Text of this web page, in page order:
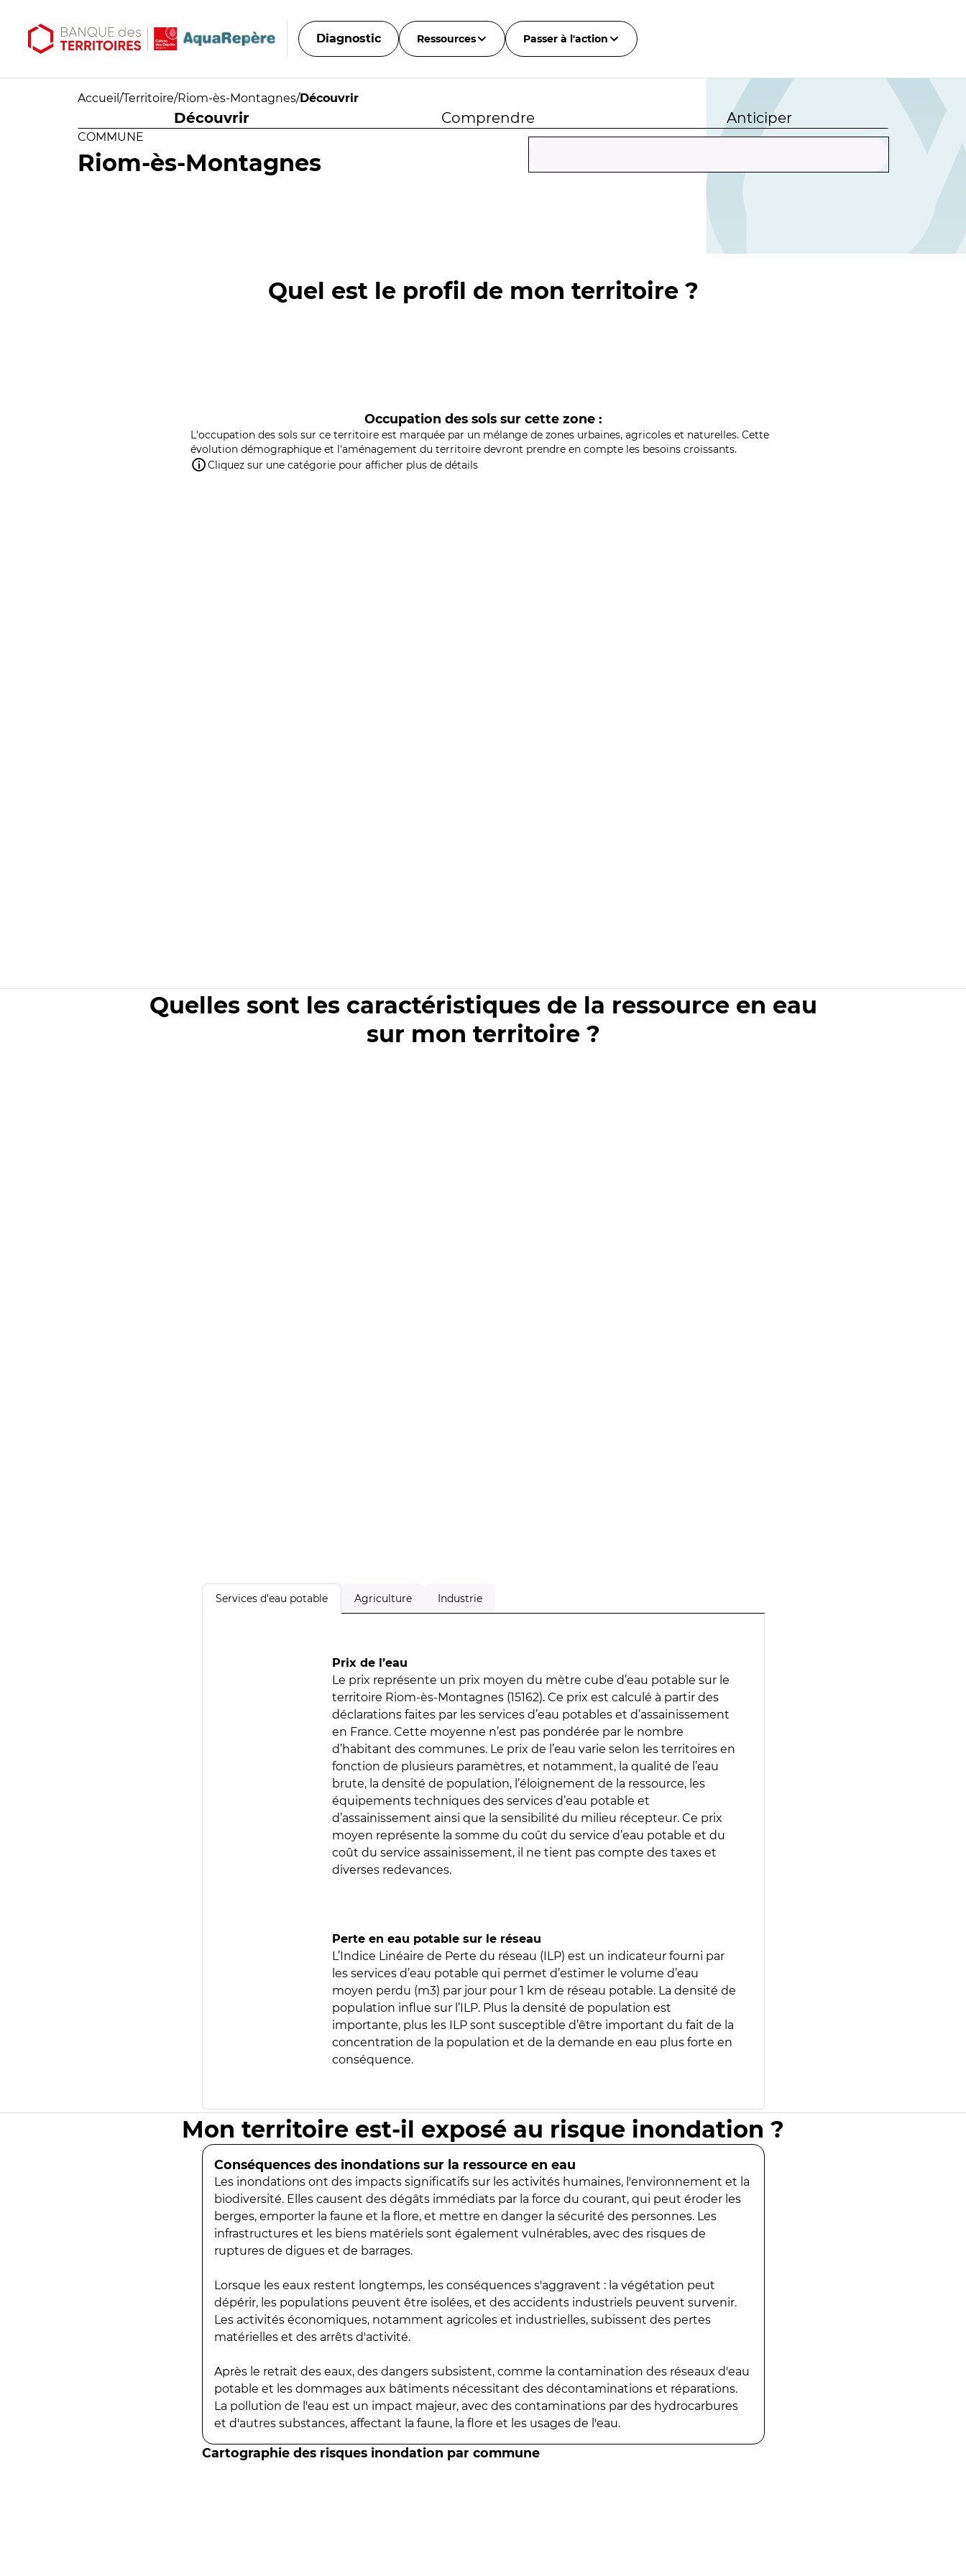
Diagnostic Ressources Passer à l'action
Accueil /Territoire/Riom-ès-Montagnes/Découvrir
Découvrir Comprendre Anticiper
COMMUNE
Riom-ès-Montagnes
Quel est le profil de mon territoire ?
Occupation des sols sur cette zone :
L'occupation des sols sur ce territoire est marquée par un mélange de zones urbaines, agricoles et naturelles. Cette
évolution démographique et l'aménagement du territoire devront prendre en compte les besoins croissants.
Cliquez sur une catégorie pour afficher plus de détails
Quelles sont les caractéristiques de la ressource en eau
sur mon territoire ?
Services d'eau potable Agriculture Industrie
Prix de l’eau
Le prix représente un prix moyen du mètre cube d’eau potable sur le
territoire Riom-ès-Montagnes (15162). Ce prix est calculé à partir des
déclarations faites par les services d’eau potables et d’assainissement
en France. Cette moyenne n’est pas pondérée par le nombre
d’habitant des communes. Le prix de l’eau varie selon les territoires en
fonction de plusieurs paramètres, et notamment, la qualité de l’eau
brute, la densité de population, l’éloignement de la ressource, les
équipements techniques des services d’eau potable et
d’assainissement ainsi que la sensibilité du milieu récepteur. Ce prix
moyen représente la somme du coût du service d’eau potable et du
coût du service assainissement, il ne tient pas compte des taxes et
diverses redevances.
Perte en eau potable sur le réseau
L’Indice Linéaire de Perte du réseau (ILP) est un indicateur fourni par
les services d’eau potable qui permet d’estimer le volume d’eau
moyen perdu (m3) par jour pour 1 km de réseau potable. La densité de
population influe sur l’ILP. Plus la densité de population est
importante, plus les ILP sont susceptible d’être important du fait de la
concentration de la population et de la demande en eau plus forte en
conséquence.
Mon territoire est-il exposé au risque inondation ?
Conséquences des inondations sur la ressource en eau
Les inondations ont des impacts significatifs sur les activités humaines, l'environnement et la
biodiversité. Elles causent des dégâts immédiats par la force du courant, qui peut éroder les
berges, emporter la faune et la flore, et mettre en danger la sécurité des personnes. Les
infrastructures et les biens matériels sont également vulnérables, avec des risques de
ruptures de digues et de barrages.
Lorsque les eaux restent longtemps, les conséquences s'aggravent : la végétation peut
dépérir, les populations peuvent être isolées, et des accidents industriels peuvent survenir.
Les activités économiques, notamment agricoles et industrielles, subissent des pertes
matérielles et des arrêts d'activité.
Après le retrait des eaux, des dangers subsistent, comme la contamination des réseaux d'eau
potable et les dommages aux bâtiments nécessitant des décontaminations et réparations.
La pollution de l'eau est un impact majeur, avec des contaminations par des hydrocarbures
et d'autres substances, affectant la faune, la flore et les usages de l'eau.
Cartographie des risques inondation par commune